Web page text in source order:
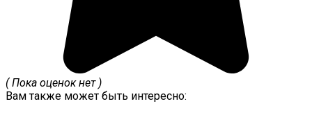
( Пока оценок нет )
Вам также может быть интересно: